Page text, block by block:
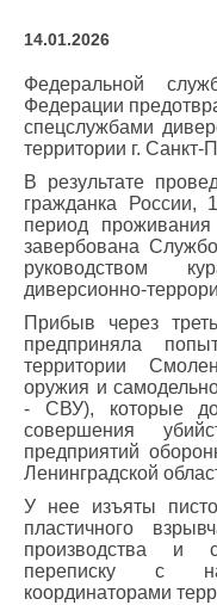
14.01.2026
Федеральной
Федерации
спецслужбами
территории г. Санкт-
В результате
гражданка России,
период
завербована
руководством
диверсионно-
Прибыв через
предприняла
территории
оружия и
- СВУ), которые
совершения
предприятий
Ленинградской
У нее изъяты
пластичного
производства и
переписку с
координаторами